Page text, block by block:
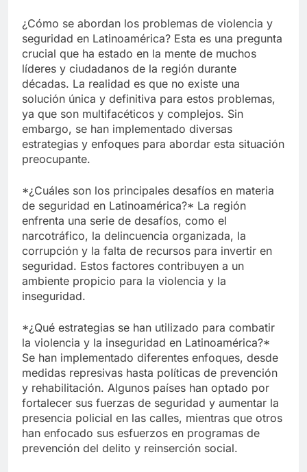
¿Cómo se abordan los problemas de violencia y
seguridad en Latinoamérica? Esta es una pregunta
crucial que ha estado en la mente de muchos
líderes y ciudadanos de la región durante
décadas. La realidad es que no existe una
solución única y definitiva para estos problemas,
ya que son multifacéticos y complejos. Sin
embargo, se han implementado diversas
estrategias y enfoques para abordar esta situación
preocupante.
*¿Cuáles son los principales desafíos en materia
de seguridad en Latinoamérica?* La región
enfrenta una serie de desafíos, como el
narcotráfico, la delincuencia organizada, la
corrupción y la falta de recursos para invertir en
seguridad. Estos factores contribuyen a un
ambiente propicio para la violencia y la
inseguridad.
*¿Qué estrategias se han utilizado para combatir
la violencia y la inseguridad en Latinoamérica?*
Se han implementado diferentes enfoques, desde
medidas represivas hasta políticas de prevención
y rehabilitación. Algunos países han optado por
fortalecer sus fuerzas de seguridad y aumentar la
presencia policial en las calles, mientras que otros
han enfocado sus esfuerzos en programas de
prevención del delito y reinserción social.